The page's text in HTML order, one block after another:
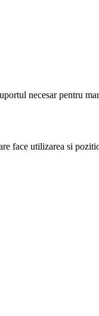
necesar pentru
face utilizarea si